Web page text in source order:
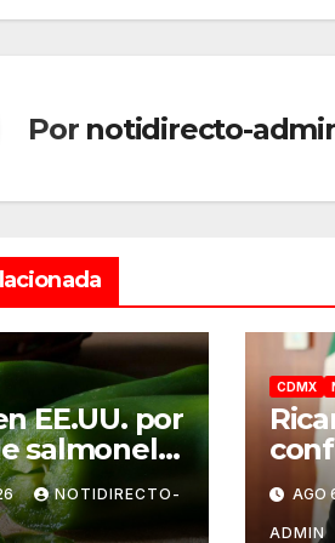
Por notidirecto-
EE.UU. por
salmonela
jalapeños
NOTIDIRECTO-
CDMX
AGO
ADMIN